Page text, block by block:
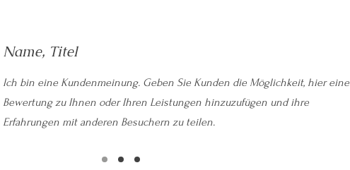
Name, Titel
Ich bin eine Kundenmeinung. Geben Sie Kunden die Möglichkeit, hier eine
Bewertung zu Ihnen oder Ihren Leistungen hinzuzufügen und ihre
Erfahrungen mit anderen Besuchern zu teilen.